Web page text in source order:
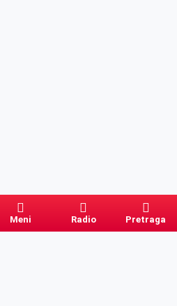
Meni Radio Pretraga